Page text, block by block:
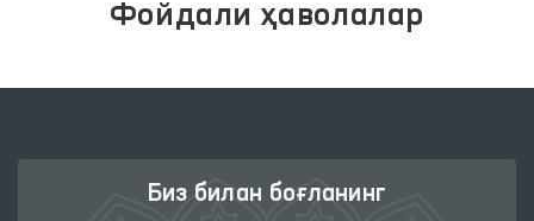
Фойдали ҳаволалар
Биз билан боғланинг